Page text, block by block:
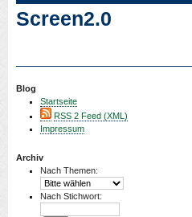
Screen2.0
Blog
Startseite
RSS 2 Feed (XML)
Impressum
Archiv
Nach Themen:
Nach Stichwort: